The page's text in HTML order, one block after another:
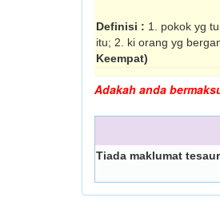
Definisi : 1. pokok yg
itu; 2. ki orang yg
Keempat)
Adakah anda
Tiada maklumat